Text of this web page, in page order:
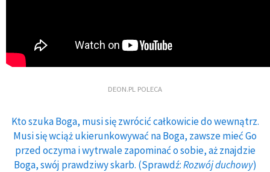
DEON.PL POLECA
Kto szuka Boga, musi się zwrócić całkowicie do wewnątrz.
Musi się wciąż ukierunkowywać na Boga, zawsze mieć Go
przed oczyma i wytrwale zapominać o sobie, aż znajdzie
Boga, swój prawdziwy skarb. (Sprawdź:Rozwój duchowy)